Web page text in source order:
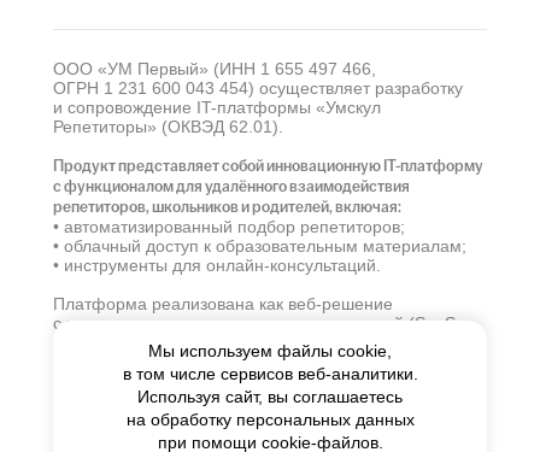
ООО «УМ Первый» (ИНН 1 655 497 466,
ОГРН 1 231 600 043 454) осуществляет разработку
и сопровождение IT-платформы «Умскул
Репетиторы» (ОКВЭД 62.01).
Продукт представляет собой инновационную IT-платформу
с функционалом для удалённого взаимодействия
репетиторов, школьников и родителей, включая:
• автоматизированный подбор репетиторов;
• облачный доступ к образовательным материалам;
• инструменты для онлайн-консультаций.
Платформа реализована как веб-решение
с использованием современных технологий (SaaS-
модель). Основная деятельность компании
сосредоточена на совершенствовании программного
обеспечения, включая регулярные обновления
и техническую поддержку системы.
Ключевые особенности продукта:
Мы используем файлы cookie,
в том числе сервисов веб-аналитики.
Используя сайт, вы соглашаетесь
на обработку персональных данных
при помощи cookie-файлов.